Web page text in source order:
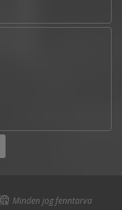
Minden jog fenntarva